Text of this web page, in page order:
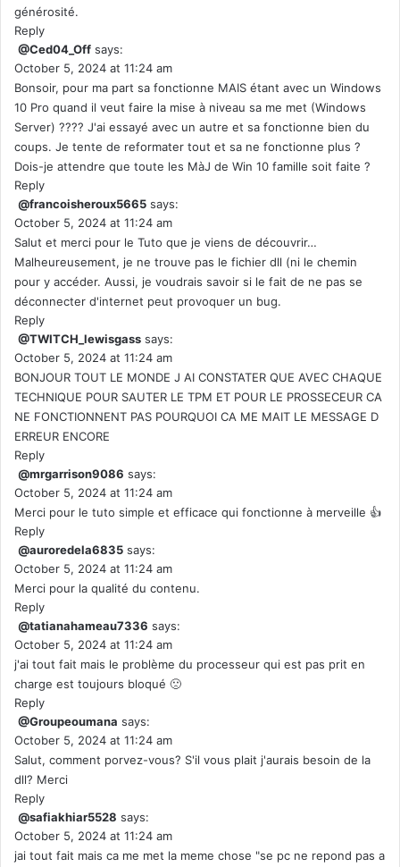
générosité.
Reply
@Ced04_Off says:
October 5, 2024 at 11:24 am
Bonsoir, pour ma part sa fonctionne MAIS étant avec un Windows
10 Pro quand il veut faire la mise à niveau sa me met (Windows
Server) ???? J'ai essayé avec un autre et sa fonctionne bien du
coups. Je tente de reformater tout et sa ne fonctionne plus ?
Dois-je attendre que toute les MàJ de Win 10 famille soit faite ?
Reply
@francoisheroux5665 says:
October 5, 2024 at 11:24 am
Salut et merci pour le Tuto que je viens de découvrir…
Malheureusement, je ne trouve pas le fichier dll (ni le chemin
pour y accéder. Aussi, je voudrais savoir si le fait de ne pas se
déconnecter d'internet peut provoquer un bug.
Reply
@TWITCH_lewisgass says:
October 5, 2024 at 11:24 am
BONJOUR TOUT LE MONDE J AI CONSTATER QUE AVEC CHAQUE
TECHNIQUE POUR SAUTER LE TPM ET POUR LE PROSSECEUR CA
NE FONCTIONNENT PAS POURQUOI CA ME MAIT LE MESSAGE D
ERREUR ENCORE
Reply
@mrgarrison9086 says:
October 5, 2024 at 11:24 am
Merci pour le tuto simple et efficace qui fonctionne à merveille 👍
Reply
@auroredela6835 says:
October 5, 2024 at 11:24 am
Merci pour la qualité du contenu.
Reply
@tatianahameau7336 says:
October 5, 2024 at 11:24 am
j'ai tout fait mais le problème du processeur qui est pas prit en
charge est toujours bloqué 🙁
Reply
@Groupeoumana says:
October 5, 2024 at 11:24 am
Salut, comment porvez-vous? S'il vous plait j'aurais besoin de la
dll? Merci
Reply
@safiakhiar5528 says:
October 5, 2024 at 11:24 am
jai tout fait mais ca me met la meme chose "se pc ne repond pas a